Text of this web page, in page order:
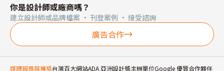
你是設計師或廠商嗎？
建立設計師或品牌檔案 · 刊登案例 · 接受諮詢
廣告合作
媒體報導與獲獎台灣百大網站ADA 亞洲設計獎主辦單位Google 優質合作夥伴